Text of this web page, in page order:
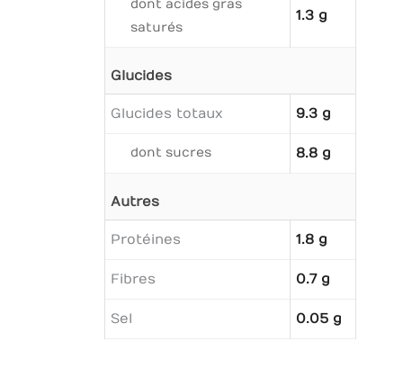
dont acides gras
saturés
1.3 g
Glucides
Glucides totaux 9.3 g
dont sucres 8.8 g
Autres
Protéines 1.8 g
Fibres 0.7 g
Sel 0.05 g